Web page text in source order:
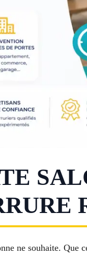
ne souhaite. Que